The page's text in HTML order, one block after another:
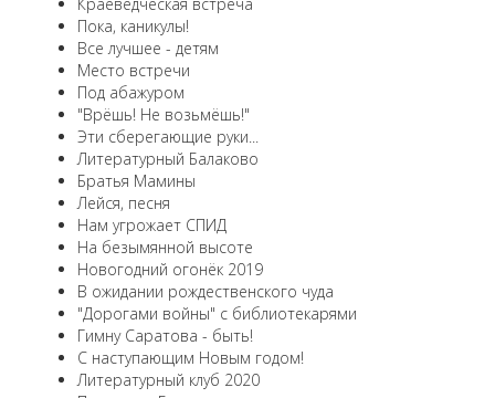
Пока, каникулы!
Все лучшее - детям
Место встречи
Под абажуром
"Врёшь! Не возьмёшь!"
Эти сберегающие руки...
Литературный Балаково
Братья Мамины
Лейся, песня
Нам угрожает СПИД
На безымянной высоте
Новогодний огонёк 2019
В ожидании рождественского чуда
"Дорогами войны" с библиотекарями
Гимну Саратова - быть!
С наступающим Новым годом!
Литературный клуб 2020